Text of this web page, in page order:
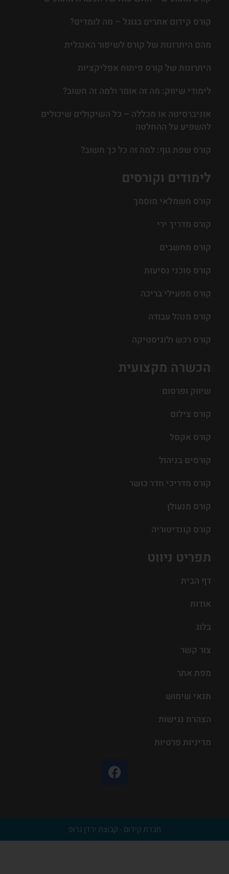
תפריט ניווט
דף הבית
אודות
בלוג
צור קשר
מפת אתר
תנאי שימוש
הצהרת נגישות
מדיניות פרטיות
הכשרה מקצועית
שיווק ופרסום
קורס צילום
קורס אקסל
קורסים בניהול
קורס מדריכי חדר כושר
קורס מנעולן
קורס קונדיטוריה
לימודים וקורסים
קורס חשמלאי מוסמך
קורס מדריך ירי
קורס מחשבים
קורס סוכני נסיעות
קורס מפעילי בריכה
קורס מנהל עבודה
קורס רכש ולוגיסטיקה
קורס קידום אתרים בגוגל – מה לומדים?
מהם היתרונות של קורס לשיפור האנגלית
היתרונות של קורס פיתוח אפליקציות
לימודי שיווק: מה זה אומר ולמה זה חשוב?
אוניברסיטה או מכללה – כל השיקולים שיכולים
להשפיע על ההחלטה
קורס שפת גוף: למה זה כל כך חשוב?
חברת קידום - קבוצת ירדן גרופ